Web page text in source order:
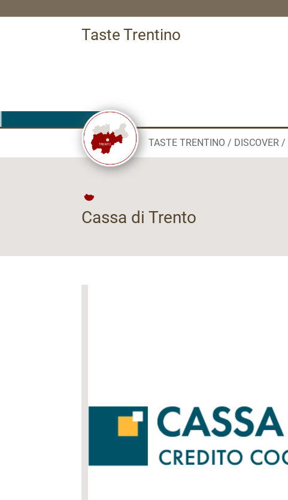
Taste Trentino
TASTE TRENTINO DISCOVER
Cassa di Trento